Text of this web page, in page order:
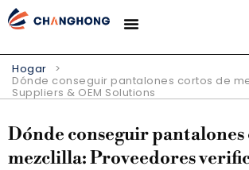
Hogar >
Dónde conseguir pantalones cortos de
Suppliers & OEM Solutions
Dónde conseguir pantalones
mezclilla: Proveedores